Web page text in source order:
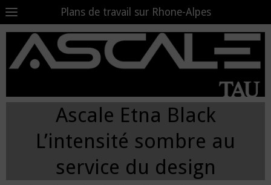
Plans de travail sur Rhone-Alpes
Ascale Etna Black
L’intensité sombre au
service du design